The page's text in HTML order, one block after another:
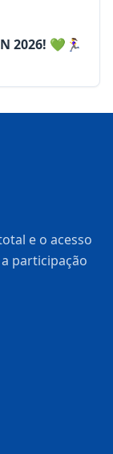
2026! 💚🏃‍♀️
e o acesso
participação